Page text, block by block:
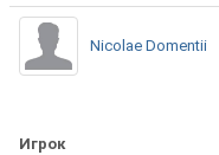
Nicolae Domentii
Игрок